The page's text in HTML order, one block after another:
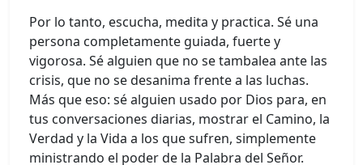
Por lo tanto, escucha, medita y practica. Sé una
persona completamente guiada, fuerte y
vigorosa. Sé alguien que no se tambalea ante las
crisis, que no se desanima frente a las luchas.
Más que eso: sé alguien usado por Dios para, en
tus conversaciones diarias, mostrar el Camino, la
Verdad y la Vida a los que sufren, simplemente
ministrando el poder de la Palabra del Señor.